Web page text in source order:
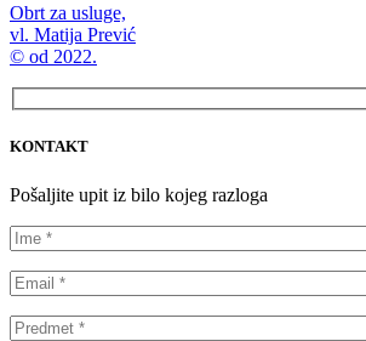
Obrt za usluge,
vl. Matija Prević
© od 2022.
KONTAKT
Pošaljite upit iz bilo kojeg razloga